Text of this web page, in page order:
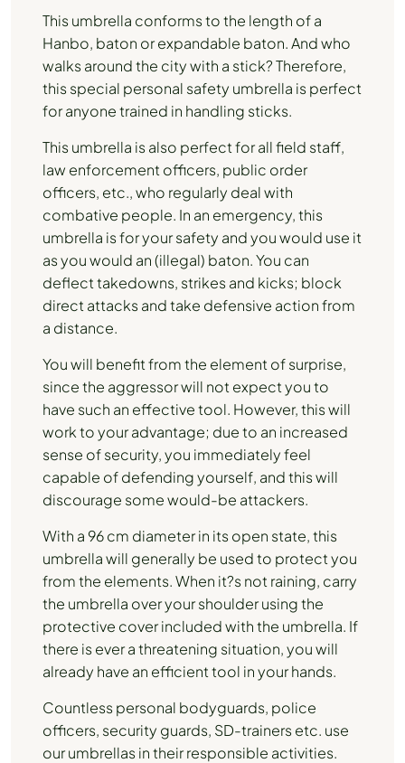
This umbrella conforms to the length of a
Hanbo, baton or expandable baton. And who
walks around the city with a stick? Therefore,
this special personal safety umbrella is perfect
for anyone trained in handling sticks.
This umbrella is also perfect for all field staff,
law enforcement officers, public order
officers, etc., who regularly deal with
combative people. In an emergency, this
umbrella is for your safety and you would use it
as you would an (illegal) baton. You can
deflect takedowns, strikes and kicks; block
direct attacks and take defensive action from
a distance.
You will benefit from the element of surprise,
since the aggressor will not expect you to
have such an effective tool. However, this will
work to your advantage; due to an increased
sense of security, you immediately feel
capable of defending yourself, and this will
discourage some would-be attackers.
With a 96 cm diameter in its open state, this
umbrella will generally be used to protect you
from the elements. When it?s not raining, carry
the umbrella over your shoulder using the
protective cover included with the umbrella. If
there is ever a threatening situation, you will
already have an efficient tool in your hands.
Countless personal bodyguards, police
officers, security guards, SD-trainers etc. use
our umbrellas in their responsible activities.